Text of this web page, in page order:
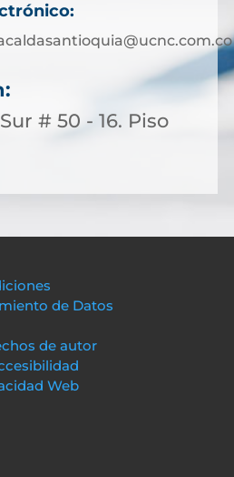
# 50 - 16. Piso
de Datos
de autor
Web